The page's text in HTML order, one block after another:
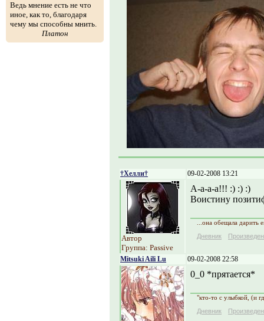
Ведь мнение есть не что
иное, как то, благодаря
чему мы способны мнить.
Платон
†Хелли† 09-02-2008 13:21
Автор
Группа: Passive
А-а-а-а!!! :) :) :)
Воистину
...она обещала дарить
Дневник
Mitsuki Aili Lu 09-02-2008 22:58
0_0 *прятается*
"кто-то с улыбкой, (и
Дневник